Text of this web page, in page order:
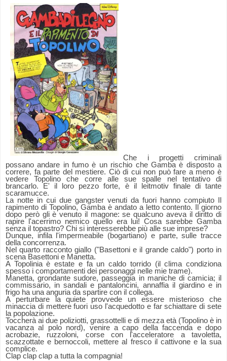
Che i progetti criminali
possano andare in fumo è un rischio che Gamba è disposto a
correre, fa parte del mestiere. Ciò di cui non può fare a meno è
vedere Topolino che corre alle sue spalle nel tentativo di
brancarlo. E' il loro pezzo forte, è il leitmotiv finale di tante
scaramucce.
La notte in cui due gangster venuti da fuori hanno compiuto Il
rapimento di Topolino, Gamba è andato a letto contento. Il giorno
dopo però gli è venuto il magone: se qualcuno aveva il diritto di
rapire l'acerrimo nemico quello era lui! Cosa sarebbe Gamba
senza il topastro? Chi si interesserebbe più alle sue imprese?
Dunque, infila l'impermeabile (bogartiano) e parte, sulle tracce
della concorrenza.
Nel quarto racconto giallo ("Basettoni e il grande caldo") porto in
scena Basettoni e Manetta.
A Topolinia è estate e fa un caldo torrido (il clima condiziona
spesso i comportamenti dei personaggi nelle mie trame).
Manetta, grondante sudore, passeggia in maniche di camicia; il
commissario, in sandali e pantaloncini, annaffia il giardino e in
frigo ha una anguria da spartire con il collega.
A perturbare la quiete provvede un essere misterioso che
minaccia di mettere fuori uso l'acquedotto e far schiattare di sete
la popolazione.
Toccherà ai due poliziotti, grassottelli e di mezza età (Topolino è in
vacanza al polo nord), venire a capo della faccenda e dopo
acrobazie, ruzzoloni, corse con l'acceleratore a tavoletta,
scazzottate e bernoccoli, mettere al fresco il cattivone e la sua
complice.
Clap clap clap a tutta la compagnia!